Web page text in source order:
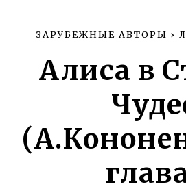
ЗАРУБЕЖНЫЕ АВТОРЫ ›
Алиса в